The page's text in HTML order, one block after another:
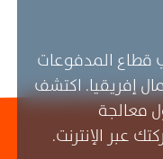
قطاع المدفوعات
إفريقيا. اكتشف
معالجة
عبر الإنترنت.